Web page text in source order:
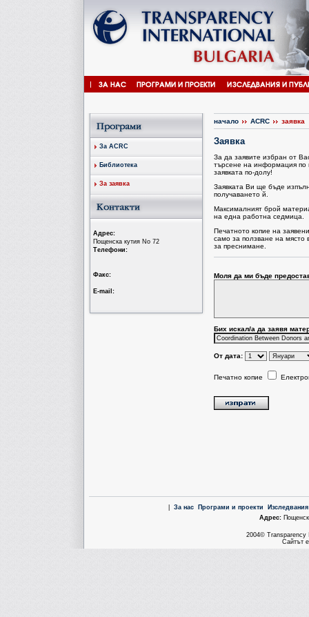
За ACRC
Библиотека
За заявка
Aдрес:
Пощенска кутия No 72
Tелефони:
Факс:
Е-mail:
начало ACRC заявка
Заявка
За да заявите избран от
търсене на информация по
заявката по-долу!
Заявката Ви ще бъде
получаването й.
Максималният брой
на една работна седмица.
Печатното копие на
само за ползване на място
за преснимане.
Моля да ми бъде
Бих искал/a да заявя
От дата:
Печатно копие
За нас Програми и проекти
Aдрес:
2004© Transparency
Сайтът